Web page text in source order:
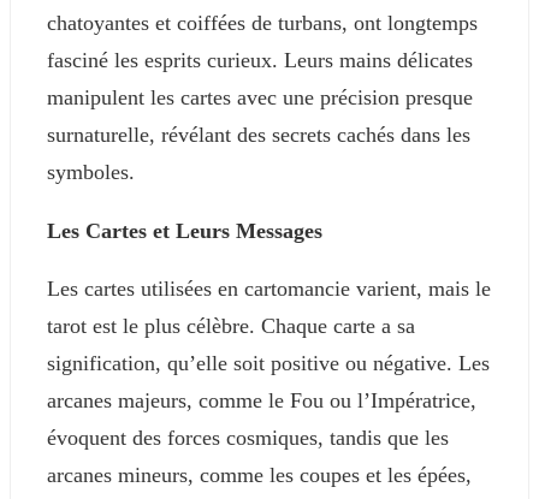
chatoyantes et coiffées de turbans, ont longtemps
fasciné les esprits curieux. Leurs mains délicates
manipulent les cartes avec une précision presque
surnaturelle, révélant des secrets cachés dans les
symboles.
Les Cartes et Leurs Messages
Les cartes utilisées en cartomancie varient, mais le
tarot est le plus célèbre. Chaque carte a sa
signification, qu’elle soit positive ou négative. Les
arcanes majeurs, comme le Fou ou l’Impératrice,
évoquent des forces cosmiques, tandis que les
arcanes mineurs, comme les coupes et les épées,